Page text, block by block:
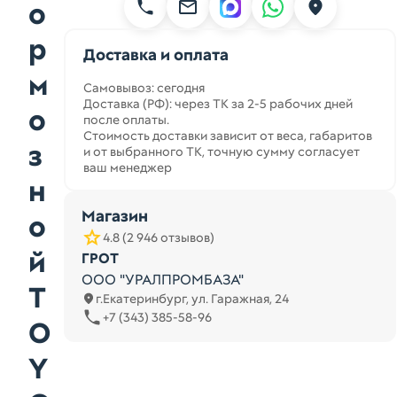
о
р
м
о
з
н
о
й
T
O
Y
Доставка и оплата
Самовывоз: сегодня
Доставка (РФ): через ТК за 2-5 рабочих дней
после оплаты.
Стоимость доставки зависит от веса, габаритов
и от выбранного ТК, точную сумму согласует
ваш менеджер
Магазин
4.8 (2 946 отзывов)
ГРОТ
ООО "УРАЛПРОМБАЗА"
г.Екатеринбург, ул. Гаражная, 24
+7 (343) 385-58-96